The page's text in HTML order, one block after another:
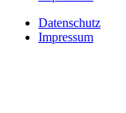
Datenschutz
Impressum